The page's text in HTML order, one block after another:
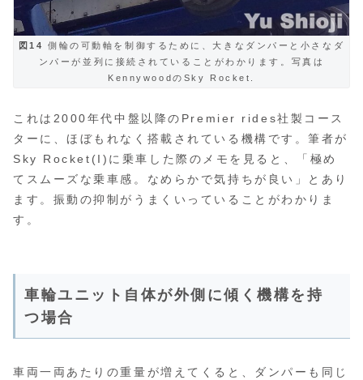
図14
側輪の可動軸を制御するために、大きなダンパーと小さなダ
ンパーが並列に接続されていることがわかります。写真は
KennywoodのSky Rocket.
これは2000年代中盤以降のPremier rides社製コース
ターに、ほぼもれなく搭載されている機構です。筆者が
Sky Rocket(I)に乗車した際のメモを見ると、「極め
てスムーズな乗車感。なめらかで気持ちが良い」とあり
ます。振動の抑制がうまくいっていることがわかりま
す。
車輪ユニット自体が外側に傾く機構を持
つ場合
車両一両あたりの重量が増えてくると、ダンパーも同じ